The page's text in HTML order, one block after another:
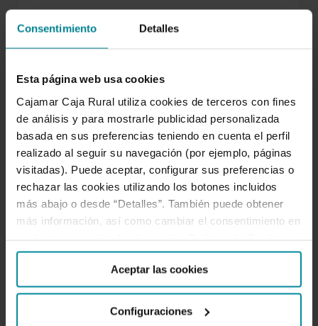
Consentimiento Detalles
Esta página web usa cookies
Cajamar Caja Rural utiliza cookies de terceros con fines
de análisis y para mostrarle publicidad personalizada
basada en sus preferencias teniendo en cuenta el perfil
realizado al seguir su navegación (por ejemplo, páginas
visitadas). Puede aceptar, configurar sus preferencias o
rechazar las cookies utilizando los botones incluidos
más abajo o desde “Detalles”. También puede obtener
más información, así como cambiar el consentimiento en
Aceptar las cookies
Configuraciones
LO MÁS LEÍDO
Los mejores podcasts de negocios
El truco para saber de qué año es la
matrícula de un coche
Cuáles son los alimentos más
consumidos en el mundo